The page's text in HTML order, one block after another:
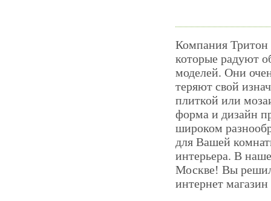
Компания Тритон
которые радуют
моделей. Они
теряют свой
плиткой или
форма и дизайн
широком
для Вашей
интерьера. В
Москве! Вы
интернет